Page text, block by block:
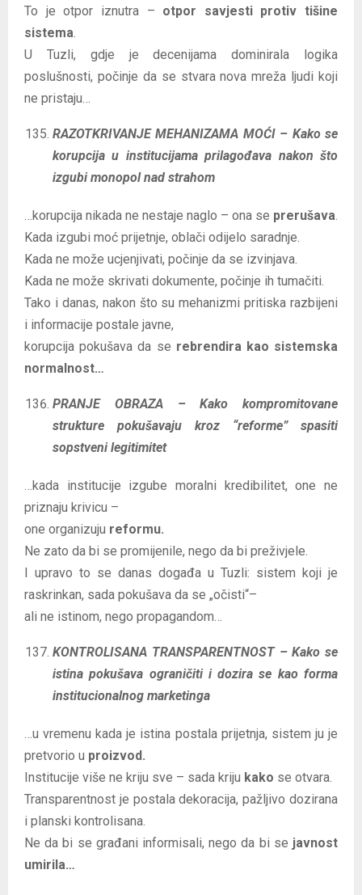
To je otpor iznutra – otpor savjesti protiv tišine
sistema
U Tuzli, gdje je decenijama dominirala logika
poslušnosti, počinje da se stvara nova mreža ljudi koji
ne pristaju…
RAZOTKRIVANJE MEHANIZAMA MOĆI – Kako se
korupcija u institucijama prilagođava nakon što
izgubi monopol nad strahom
…korupcija nikada ne nestaje naglo – ona se prerušava
Kada izgubi moć prijetnje, oblači odijelo saradnje.
Kada ne može ucjenjivati, počinje da se izvinjava.
Kada ne može skrivati dokumente, počinje ih tumačiti.
Tako i danas, nakon što su mehanizmi pritiska razbijeni
i informacije postale javne,
korupcija pokušava da se rebrendira kao sistemska
normalnost…
PRANJE OBRAZA – Kako kompromitovane
strukture pokušavaju kroz “reforme” spasiti
sopstveni legitimitet
…kada institucije izgube moralni kredibilitet, one ne
priznaju krivicu –
one organizuju reformu.
Ne zato da bi se promijenile, nego da bi preživjele.
I upravo to se danas događa u Tuzli: sistem koji je
raskrinkan, sada pokušava da se „očisti“–
ali ne istinom, nego propagandom…
KONTROLISANA TRANSPARENTNOST – Kako se
istina pokušava ograničiti i dozira se kao forma
institucionalnog marketinga
…u vremenu kada je istina postala prijetnja, sistem ju je
pretvorio u proizvod.
Institucije više ne kriju sve – sada kriju kako se otvara.
Transparentnost je postala dekoracija, pažljivo dozirana
i planski kontrolisana.
Ne da bi se građani informisali, nego da bi se javnost
umirila…